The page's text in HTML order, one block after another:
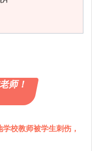
师！
学校教师被学生刺伤，